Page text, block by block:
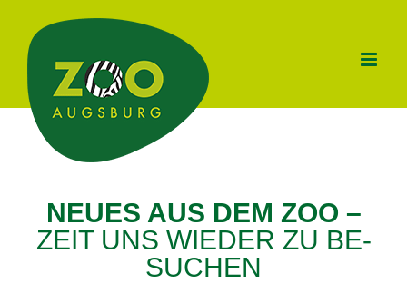
springen
NEU­ES AUS DEM ZOO –
ZEIT UNS WIE­DER ZU BE­
SU­CHEN